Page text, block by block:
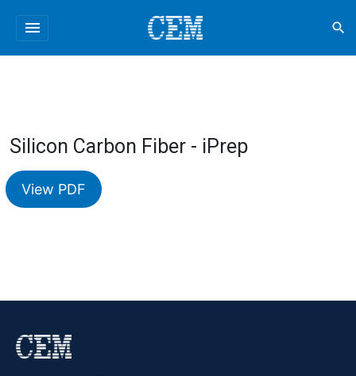
menu search
Silicon Carbon Fiber - iPrep
View PDF